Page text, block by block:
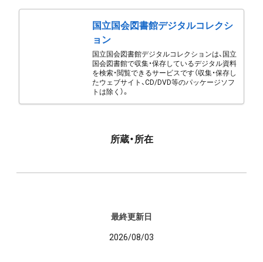
国立国会図書館デジタルコレクシ
ョン
国立国会図書館デジタルコレクションは、国立
国会図書館で収集・保存しているデジタル資料
を検索・閲覧できるサービスです（収集・保存し
たウェブサイト、CD/DVD等のパッケージソフ
トは除く）。
所蔵・所在
最終更新日
2026/08/03